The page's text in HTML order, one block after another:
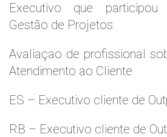
Executivo que participou
Gestão de Projetos
Avaliaçao de profissional
Atendimento ao Cliente
ES – Executivo cliente de
RB – Executivo cliente de